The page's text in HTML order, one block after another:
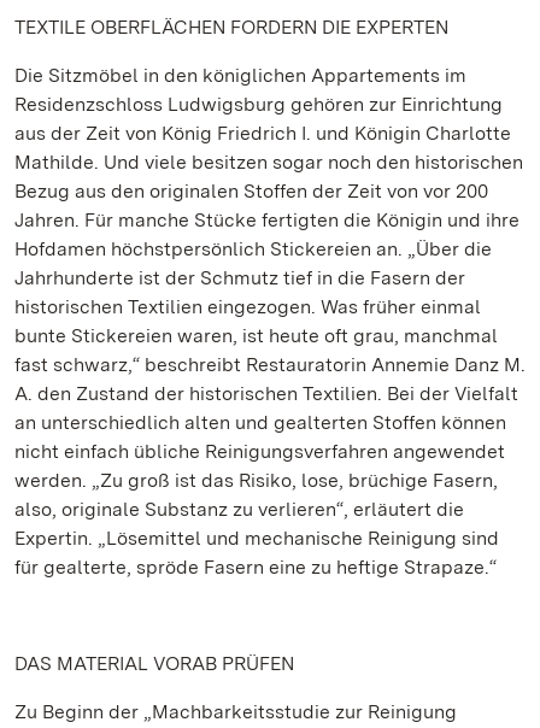
TEXTILE OBERFLÄCHEN FORDERN DIE EXPERTEN
Die Sitzmöbel in den königlichen Appartements im
Residenzschloss Ludwigsburg gehören zur Einrichtung
aus der Zeit von König Friedrich I. und Königin Charlotte
Mathilde. Und viele besitzen sogar noch den historischen
Bezug aus den originalen Stoffen der Zeit von vor 200
Jahren. Für manche Stücke fertigten die Königin und ihre
Hofdamen höchstpersönlich Stickereien an. „Über die
Jahrhunderte ist der Schmutz tief in die Fasern der
historischen Textilien eingezogen. Was früher einmal
bunte Stickereien waren, ist heute oft grau, manchmal
fast schwarz,“ beschreibt Restauratorin Annemie Danz M.
A. den Zustand der historischen Textilien. Bei der Vielfalt
an unterschiedlich alten und gealterten Stoffen können
nicht einfach übliche Reinigungsverfahren angewendet
werden. „Zu groß ist das Risiko, lose, brüchige Fasern,
also, originale Substanz zu verlieren“, erläutert die
Expertin. „Lösemittel und mechanische Reinigung sind
für gealterte, spröde Fasern eine zu heftige Strapaze.“
DAS MATERIAL VORAB PRÜFEN
Zu Beginn der „Machbarkeitsstudie zur Reinigung